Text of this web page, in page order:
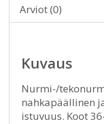
Arviot (0)
Kuvaus
Nurmi-/
nahkapäällinen
istuvuus. Koot